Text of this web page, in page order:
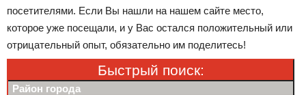
посетителями. Если Вы нашли на нашем сайте место,
которое уже посещали, и у Вас остался положительный или
отрицательный опыт, обязательно им поделитесь!
Быстрый поиск:
Район города